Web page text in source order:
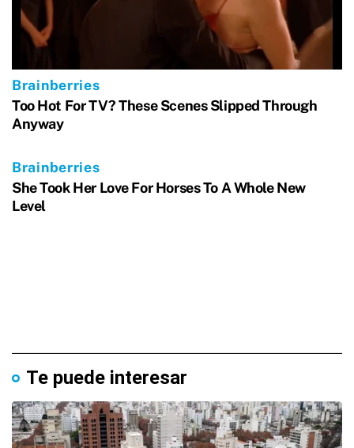
Te puede interesar